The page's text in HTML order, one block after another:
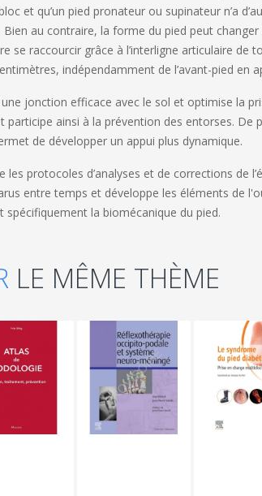
et qu’un pied pronateur ou supinateur n’a
Bien au contraire, la forme du pied peut
se raccourcir grâce à l’interligne articulaire de
indépendamment de l’avant-pied en
jonction efficace avec le sol et optimise la
participe ainsi à la prévention des entorses.
de développer un appui plus dynamique.
les protocoles d’analyses et de corrections de
entre temps et développe les éléments de
spécifiquement la biomécanique du pied.
LE MÊME THÈME